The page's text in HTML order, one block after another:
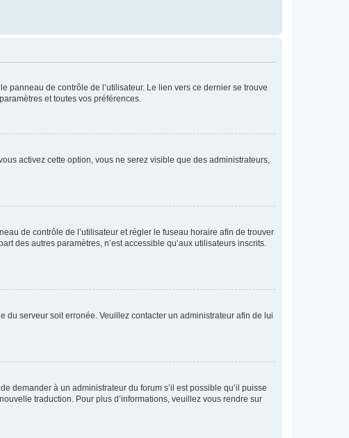
panneau de contrôle de l’utilisateur. Le lien vers ce dernier se trouve
et toutes vos préférences.
activez cette option, vous ne serez visible que des administrateurs,
de contrôle de l’utilisateur et régler le fuseau horaire afin de trouver
des autres paramètres, n’est accessible qu’aux utilisateurs inscrits.
du serveur soit erronée. Veuillez contacter un administrateur afin de lui
demander à un administrateur du forum s’il est possible qu’il puisse
traduction. Pour plus d’informations, veuillez vous rendre sur